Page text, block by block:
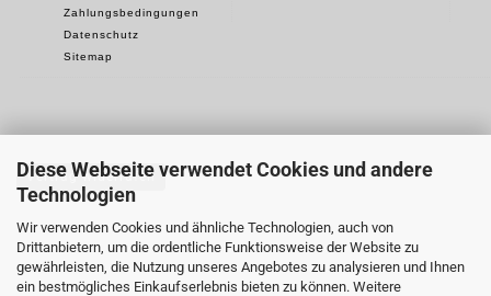
Diese Webseite verwendet Cookies und andere
Technologien
Wir verwenden Cookies und ähnliche Technologien, auch von
Drittanbietern, um die ordentliche Funktionsweise der Website zu
gewährleisten, die Nutzung unseres Angebotes zu analysieren und Ihnen
ein bestmögliches Einkaufserlebnis bieten zu können. Weitere
Zahlungsbedingungen
Datenschutz
Sitemap
Vertrag widerrufen